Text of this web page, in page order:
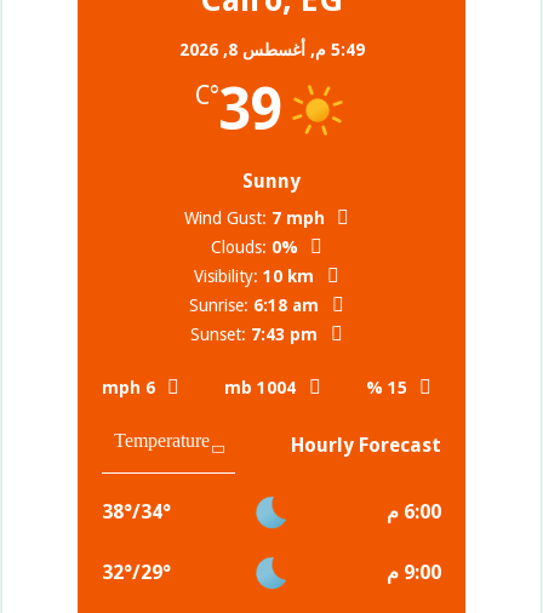
5:49 م, أغسطس 8, 2026
39
°C
Sunny
15 %
1004 mb
6 mph
Wind Gust: 7 mph
Clouds: 0%
Visibility: 10 km
Sunrise: 6:18 am
Sunset: 7:43 pm
Hourly Forecast
6:00 م 34°
/
38°
9:00 م 29°
/
32°